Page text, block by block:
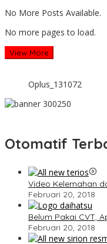
No More Posts Available.
No more pages to load.
View More
Oplus_131072
Otomatif
Video Kelemahan
Februari 20, 2018
Belum Pakai CVT,
Februari 20, 2018